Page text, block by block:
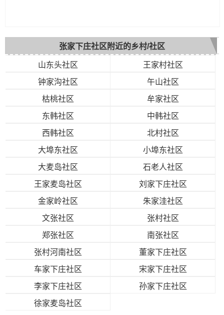
张家下庄社区附近的乡村/社区
山东头社区
王家村社区
钟家沟社区
午山社区
枯桃社区
牟家社区
东韩社区
中韩社区
西韩社区
北村社区
大埠东社区
小埠东社区
大麦岛社区
石老人社区
王家麦岛社区
刘家下庄社区
金家岭社区
朱家洼社区
文张社区
张村社区
郑张社区
南张社区
张村河南社区
董家下庄社区
车家下庄社区
宋家下庄社区
李家下庄社区
孙家下庄社区
徐家麦岛社区